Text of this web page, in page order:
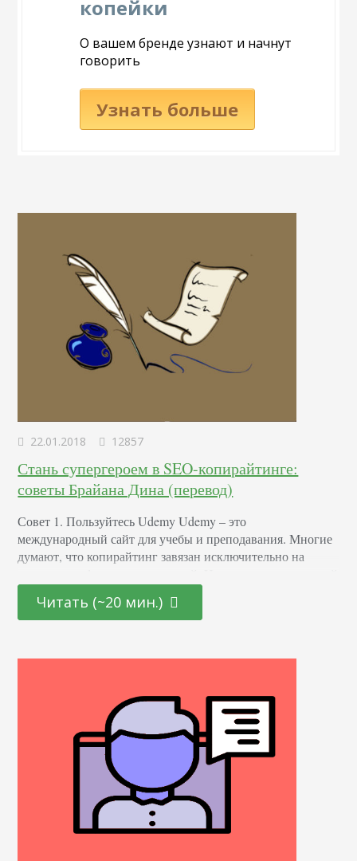
копейки
О вашем бренде узнают и начнут
говорить
Узнать больше
22.01.2018 12857
Стань супергероем в SEO-копирайтинге:
советы Брайана Дина (перевод)
Совет 1. Пользуйтесь Udemy Udemy – это
международный сайт для учебы и преподавания. Многие
думают, что копирайтинг завязан исключительно на
опыт, скажу, что СТРУКТУРА контента не менее важна,
чем сам текст. Думаю, Udemy – один из лучших ресурсов
Читать (~20 мин.)